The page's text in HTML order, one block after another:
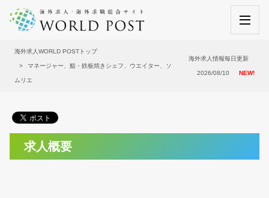
海外求人WORLD POSTトップ
マネージャー、鮨・鉄板焼きシェフ、ウエイター、ソ
ムリエ
海外求人情報毎日更新
2026/08/10 NEW!
求人概要